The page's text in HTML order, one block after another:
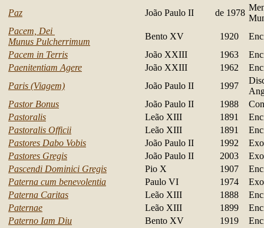
Paz
João Paulo II de 1978
Pacem, Dei
Munus Pulcherrimum
Bento XV 1920
Pacem in Terris
João XXIII 1963
Paenitentiam Agere
João XXIII 1962
Paris (Viagem)
João Paulo II 1997
Pastor Bonus
João Paulo II 1988
Pastoralis
Leão XIII 1891
Pastoralis Officii
Leão XIII 1891
Pastores Dabo Vobis
João Paulo II 1992
Pastores Gregis
João Paulo II 2003
Pascendi Dominici Gregis
Pio X 1907
Paterna cum benevolentia
Paulo VI 1974
Paterna Caritas
Leão XIII 1888
Paternae
Leão XIII 1899
Paterno Iam Diu
Bento XV 1919